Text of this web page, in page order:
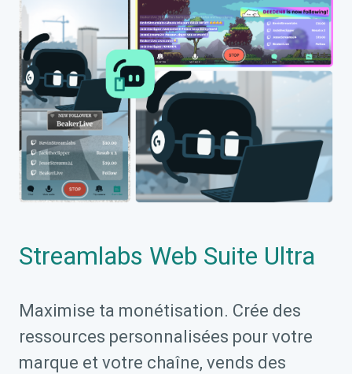
Streamlabs Web Suite Ultra
Maximise ta monétisation. Crée des
ressources personnalisées pour votre
marque et votre chaîne, vends des